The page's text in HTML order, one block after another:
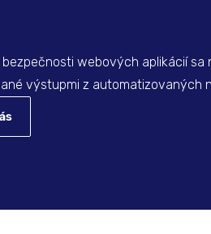
webových aplikácií sa
výstupmi z automatizovaných